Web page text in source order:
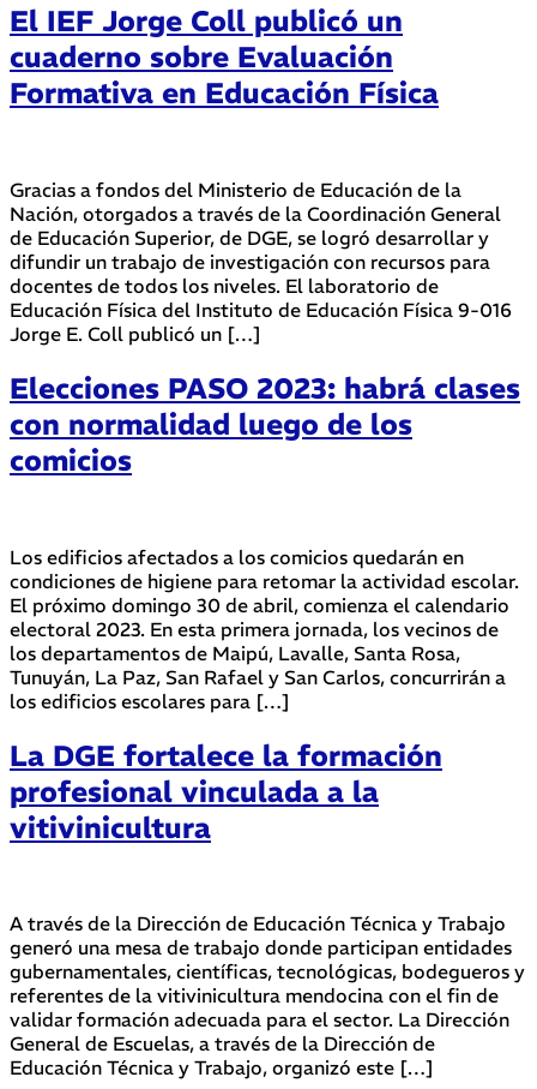
El IEF Jorge Coll publicó un
cuaderno sobre Evaluación
Formativa en Educación Física
Gracias a fondos del Ministerio de Educación de la
Nación, otorgados a través de la Coordinación General
de Educación Superior, de DGE, se logró desarrollar y
difundir un trabajo de investigación con recursos para
docentes de todos los niveles. El laboratorio de
Educación Física del Instituto de Educación Física 9-016
Jorge E. Coll publicó un […]
Elecciones PASO 2023: habrá clases
con normalidad luego de los
comicios
Los edificios afectados a los comicios quedarán en
condiciones de higiene para retomar la actividad escolar.
El próximo domingo 30 de abril, comienza el calendario
electoral 2023. En esta primera jornada, los vecinos de
los departamentos de Maipú, Lavalle, Santa Rosa,
Tunuyán, La Paz, San Rafael y San Carlos, concurrirán a
los edificios escolares para […]
La DGE fortalece la formación
profesional vinculada a la
vitivinicultura
A través de la Dirección de Educación Técnica y Trabajo
generó una mesa de trabajo donde participan entidades
gubernamentales, científicas, tecnológicas, bodegueros y
referentes de la vitivinicultura mendocina con el fin de
validar formación adecuada para el sector. La Dirección
General de Escuelas, a través de la Dirección de
Educación Técnica y Trabajo, organizó este […]